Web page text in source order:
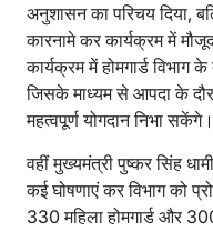
अनुशासन का परिचय दिया,
कारनामे कर कार्यक्रम में
कार्यक्रम में होमगार्ड विभाग
जिसके माध्यम से आपदा के
महत्वपूर्ण योगदान निभा सकेंगे।
वहीं मुख्यमंत्री पुष्कर सिंह
कई घोषणाएं कर विभाग को
330 महिला होमगार्ड और